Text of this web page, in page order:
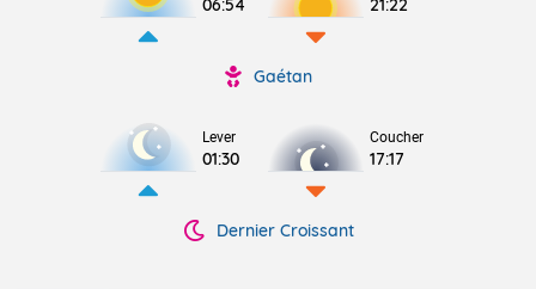
06:54 21:22
Gaétan
Lever
01:30
Coucher
17:17
Dernier Croissant